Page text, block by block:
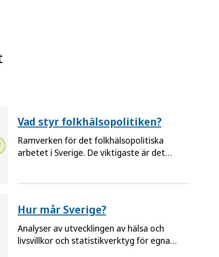
Vad styr folkhälsopolitiken?
Ramverken för det folkhälsopolitiska
arbetet i Sverige. De viktigaste är det
Hur mår Sverige?
Analyser av utvecklingen av hälsa och
livsvillkor och statistikverktyg för egna